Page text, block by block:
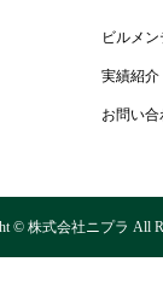
ビルメ
実績紹介
お問い合
© 株式会社ニプラ All